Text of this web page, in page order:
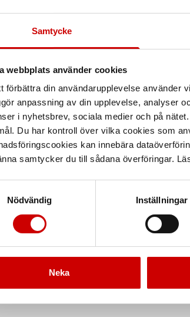
Samtycke
webbplats använder cookies
förbättra din användarupplevelse använder
anpassning av din upplevelse, analyser
i nyhetsbrev, sociala medier och på
Du har kontroll över vilka cookies som
kan innebära
samtycker du till sådana överföringar.
Nödvändig
Inställningar
Neka
vald produkt
Punktsvetsborr magma
DIN 1897